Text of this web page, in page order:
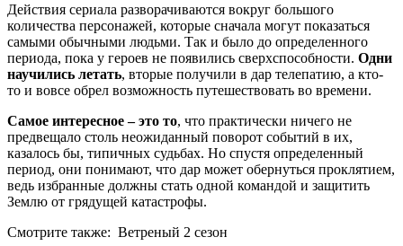
Действия сериала разворачиваются вокруг большого
количества персонажей, которые сначала могут показаться
самыми обычными людьми. Так и было до определенного
периода, пока у героев не появились сверхспособности. Одни
научились летать, вторые получили в дар телепатию, а кто-
то и вовсе обрел возможность путешествовать во времени.
Самое интересное – это то, что практически ничего не
предвещало столь неожиданный поворот событий в их,
казалось бы, типичных судьбах. Но спустя определенный
период, они понимают, что дар может обернуться проклятием,
ведь избранные должны стать одной командой и защитить
Землю от грядущей катастрофы.
Смотрите также: Ветреный 2 сезон